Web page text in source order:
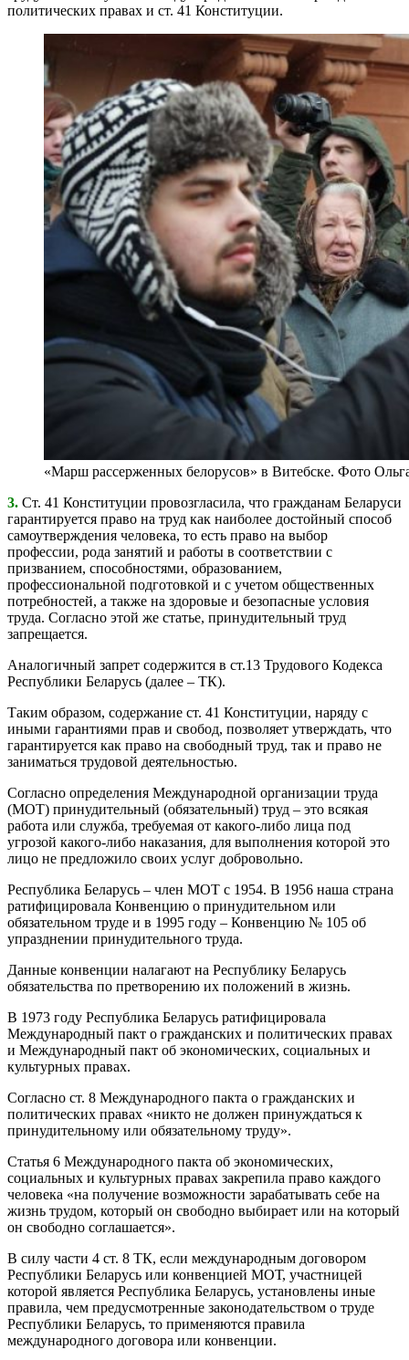
политических правах и ст. 41 Конституции.
«Марш рассерженных белорусов» в Витебске. Фото
3. Ст. 41 Конституции провозгласила, что гражданам Беларуси
гарантируется право на труд как наиболее достойный способ
самоутверждения человека, то есть право на выбор
профессии, рода занятий и работы в соответствии с
призванием, способностями, образованием,
профессиональной подготовкой и с учетом общественных
потребностей, а также на здоровые и безопасные условия
труда. Согласно этой же статье, принудительный труд
запрещается.
Аналогичный запрет содержится в ст.13 Трудового Кодекса
Республики Беларусь (далее – ТК).
Таким образом, содержание ст. 41 Конституции, наряду с
иными гарантиями прав и свобод, позволяет утверждать, что
гарантируется как право на свободный труд, так и право не
заниматься трудовой деятельностью.
Согласно определения Международной организации труда
(МОТ) принудительный (обязательный) труд – это всякая
работа или служба, требуемая от какого-либо лица под
угрозой какого-либо наказания, для выполнения которой это
лицо не предложило своих услуг добровольно.
Республика Беларусь – член МОТ с 1954. В 1956 наша страна
ратифицировала Конвенцию о принудительном или
обязательном труде и в 1995 году – Конвенцию № 105 об
упразднении принудительного труда.
Данные конвенции налагают на Республику Беларусь
обязательства по претворению их положений в жизнь.
В 1973 году Республика Беларусь ратифицировала
Международный пакт о гражданских и политических правах
и Международный пакт об экономических, социальных и
культурных правах.
Согласно ст. 8 Международного пакта о гражданских и
политических правах «никто не должен принуждаться к
принудительному или обязательному труду».
Статья 6 Международного пакта об экономических,
социальных и культурных правах закрепила право каждого
человека «на получение возможности зарабатывать себе на
жизнь трудом, который он свободно выбирает или на который
он свободно соглашается».
В силу части 4 ст. 8 ТК, если международным договором
Республики Беларусь или конвенцией МОТ, участницей
которой является Республика Беларусь, установлены иные
правила, чем предусмотренные законодательством о труде
Республики Беларусь, то применяются правила
международного договора или конвенции.